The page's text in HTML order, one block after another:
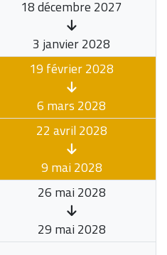
18 décembre 2027
3 janvier 2028
19 février 2028
6 mars 2028
22 avril 2028
9 mai 2028
26 mai 2028
29 mai 2028